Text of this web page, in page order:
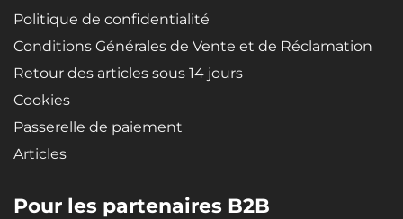
Politique de confidentialité
Conditions Générales de Vente et de Réclamation
Retour des articles sous 14 jours
Cookies
Passerelle de paiement
Articles
Pour les partenaires B2B